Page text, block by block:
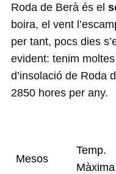
Roda de Berà és el
boira, el vent
per tant, pocs dies
evident: tenim
d’insolació de Roda
2850 hores per any.
Mesos
Temp.
Màxima